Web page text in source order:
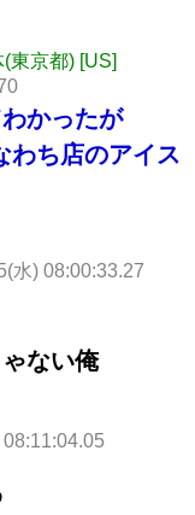
東京都) [US]
かったが
わち店のアイス
水) 08:00:33.27
ない俺